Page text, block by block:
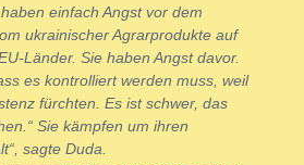
haben einfach Angst vor dem
ukrainischer Agrarprodukte auf
Länder. Sie haben Angst davor.
es kontrolliert werden muss, weil
fürchten. Es ist schwer, das
Sie kämpfen um ihren
sagte Duda.